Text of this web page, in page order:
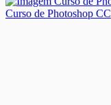
Curso de Photoshop CC